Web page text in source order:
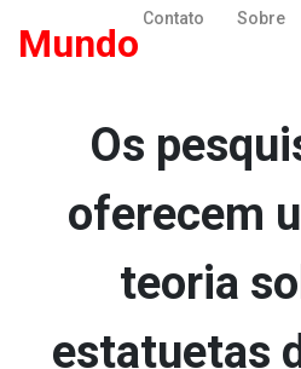
Contato Sobre
Mundo
Os
oferecem
teoria
estatuetas